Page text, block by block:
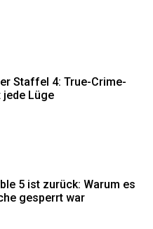
Staffel 4: True-Crime-
jede Lüge
5 ist zurück: Warum es
gesperrt war